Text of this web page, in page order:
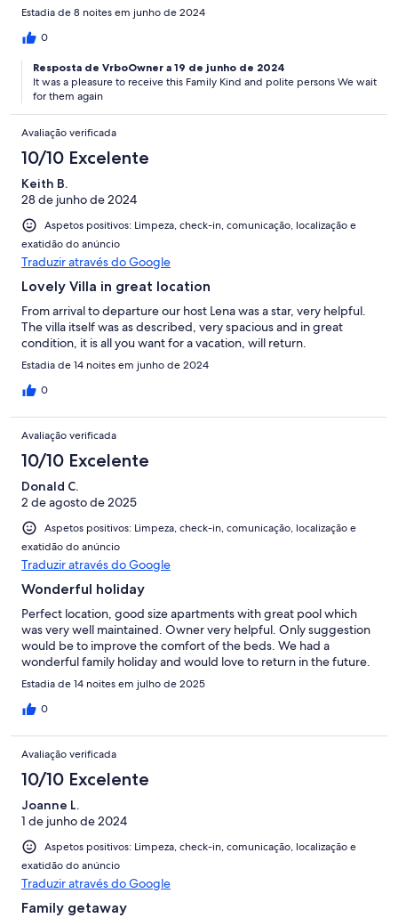
Estadia de 8 noites em junho de 2024
0
Resposta de VrboOwner a 19 de junho de 2024
It was a pleasure to receive this Family Kind and polite persons We wait
for them again
Avaliação verificada
10/10 Excelente
Keith B.
28 de junho de 2024
Aspetos positivos: Limpeza, check-in, comunicação, localização e
exatidão do anúncio
Traduzir através do Google
Lovely Villa in great location
From arrival to departure our host Lena was a star, very helpful.
The villa itself was as described, very spacious and in great
condition, it is all you want for a vacation, will return.
Estadia de 14 noites em junho de 2024
0
Avaliação verificada
10/10 Excelente
Donald C.
2 de agosto de 2025
Aspetos positivos: Limpeza, check-in, comunicação, localização e
exatidão do anúncio
Traduzir através do Google
Wonderful holiday
Perfect location, good size apartments with great pool which
was very well maintained. Owner very helpful. Only suggestion
would be to improve the comfort of the beds. We had a
wonderful family holiday and would love to return in the future.
Estadia de 14 noites em julho de 2025
0
Avaliação verificada
10/10 Excelente
Joanne L.
1 de junho de 2024
Aspetos positivos: Limpeza, check-in, comunicação, localização e
exatidão do anúncio
Traduzir através do Google
Family getaway